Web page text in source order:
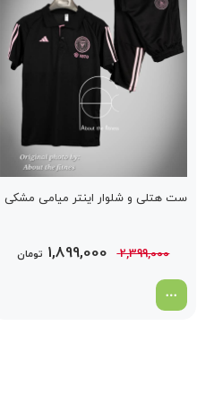
ست هتلی و شلوار اینتر میامی مشکی
2,399,000
قیمت
1,899,000 تومان